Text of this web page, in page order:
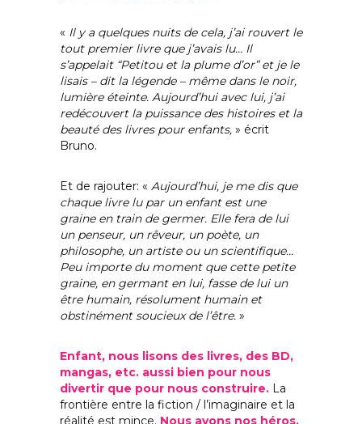
« Il y a quelques nuits de cela, j’ai rouvert le
tout premier livre que j’avais lu… Il
s’appelait “Petitou et la plume d’or” et je le
lisais – dit la légende – même dans le noir,
lumière éteinte. Aujourd’hui avec lui, j’ai
redécouvert la puissance des histoires et la
beauté des livres pour enfants, » écrit
Bruno.
Et de rajouter: « Aujourd’hui, je me dis que
chaque livre lu par un enfant est une
graine en train de germer. Elle fera de lui
un penseur, un rêveur, un poète, un
philosophe, un artiste ou un scientifique…
Peu importe du moment que cette petite
graine, en germant en lui, fasse de lui un
être humain, résolument humain et
obstinément soucieux de l’être. »
Enfant, nous lisons des livres, des BD,
mangas, etc. aussi bien pour nous
divertir que pour nous construire. La
frontière entre la fiction / l’imaginaire et la
réalité est mince. Nous avons nos héros,